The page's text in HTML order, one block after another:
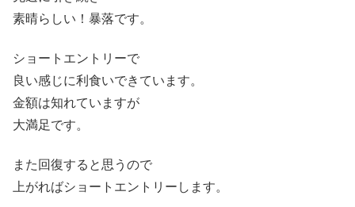
素晴らしい！暴落です。
ショートエントリーで
良い感じに利食いできています。
金額は知れていますが
大満足です。
また回復すると思うので
上がればショートエントリーします。